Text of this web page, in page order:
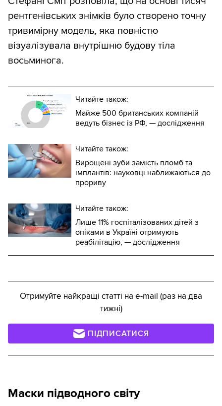
рентгенівських знімків було створено точну
тривимірну модель, яка повністю
візуалізувала внутрішню будову тіла
восьминога.
Читайте також:
Майже 500 британських компаній
ведуть бізнес із РФ, — дослідження
Читайте також:
Вирощені зуби замість пломб та
імплантів: науковці наближаються до
прориву
Читайте також:
Лише 11% госпіталізованих дітей з
опіками в Україні отримують
реабілітацію, — дослідження
Отримуйте найкращі статті на e-mail (раз на два
тижні)
ПІДПИСАТИСЯ
Маски підводного світу